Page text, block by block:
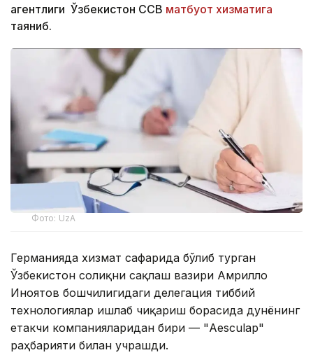
агентлиги Ўзбекистон ССВ матбуот хизматига
таяниб.
Фото: UzA
Германияда хизмат сафарида бўлиб турган
Ўзбекистон соғлиқни сақлаш вазири Амрилло
Иноятов бошчилигидаги делегация тиббий
технологиялар ишлаб чиқариш борасида дунёнинг
етакчи компанияларидан бири — "Aesculap"
раҳбарияти билан учрашди.